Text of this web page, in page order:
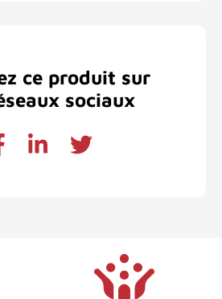
ce produit sur
sociaux